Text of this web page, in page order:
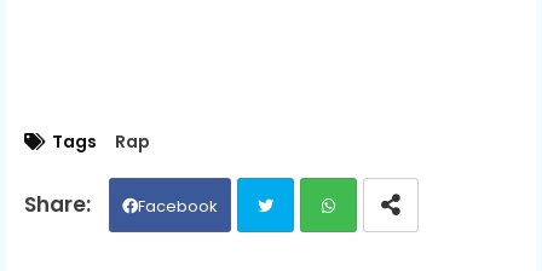
Tags Rap
Facebook